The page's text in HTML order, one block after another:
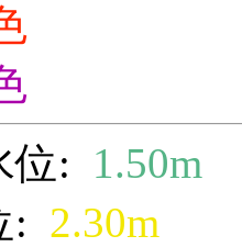
位: 1.50m
: 2.30m